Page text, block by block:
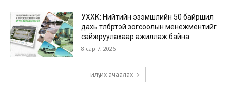
УХХК: Нийтийн эзэмшлийн 50 байршил
дахь төлбөртэй зогсоолын менежментийг
сайжруулахаар ажиллаж байна
8 сар 7, 2026
илүү их ачаалах